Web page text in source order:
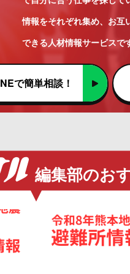
情報をそれぞれ集め、お互
できる人材情報サービスで
で簡単相談！
編集部のお